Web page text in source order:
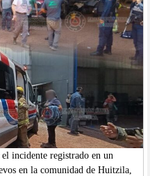
incidente registrado en un
en la comunidad de Huitzila,